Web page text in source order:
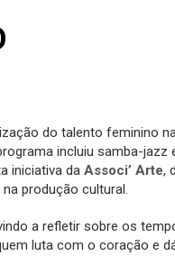
do talento feminino
incluiu samba-jazz
iniciativa da Associ’ Arte,
produção cultural.
a refletir sobre os
luta com o coração e